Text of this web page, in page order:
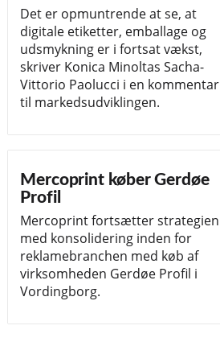
Det er opmuntrende at se, at
digitale etiketter, emballage og
udsmykning er i fortsat vækst,
skriver Konica Minoltas Sacha-
Vittorio Paolucci i en kommentar
til markedsudviklingen.
Mercoprint køber Gerdøe
Profil
Mercoprint fortsætter strategien
med konsolidering inden for
reklamebranchen med køb af
virksomheden Gerdøe Profil i
Vordingborg.